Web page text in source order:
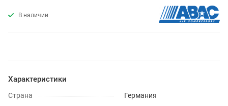
В наличии
Характеристики
Страна Германия